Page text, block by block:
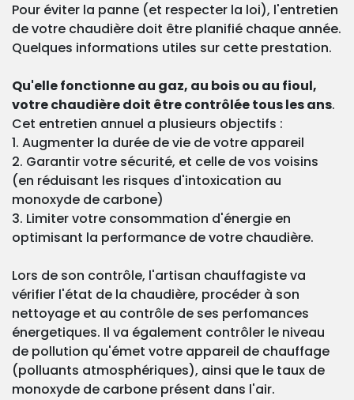
Pour éviter la panne (et respecter la loi), l'entretien
de votre chaudière doit être planifié chaque année.
Quelques informations utiles sur cette prestation.
Qu'elle fonctionne au gaz, au bois ou au fioul,
votre chaudière doit être contrôlée tous les ans.
Cet entretien annuel a plusieurs objectifs :
1. Augmenter la durée de vie de votre appareil
2. Garantir votre sécurité, et celle de vos voisins
(en réduisant les risques d'intoxication au
monoxyde de carbone)
3. Limiter votre consommation d'énergie en
optimisant la performance de votre chaudière.
Lors de son contrôle, l'artisan chauffagiste va
vérifier l'état de la chaudière, procéder à son
nettoyage et au contrôle de ses perfomances
énergetiques. Il va également contrôler le niveau
de pollution qu'émet votre appareil de chauffage
(polluants atmosphériques), ainsi que le taux de
monoxyde de carbone présent dans l'air.